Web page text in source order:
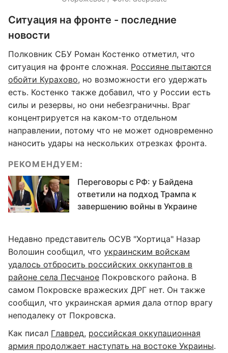
Ситуация на фронте - последние
новости
Полковник СБУ Роман Костенко отметил, что
ситуация на фронте сложная. Россияне пытаются
обойти Курахово, но возможности его удержать
есть. Костенко также добавил, что у России есть
силы и резервы, но они небезграничны. Враг
концентрируется на каком-то отдельном
направлении, потому что не может одновременно
наносить удары на нескольких отрезках фронта.
РЕКОМЕНДУЕМ:
Переговоры с РФ: у Байдена
ответили на подход Трампа к
завершению войны в Украине
Недавно представитель ОСУВ "Хортица" Назар
Волошин сообщил, что украинским войскам
удалось отбросить российских оккупантов в
районе села Песчаное Покровского района. В
самом Покровске вражеских ДРГ нет. Он также
сообщил, что украинская армия дала отпор врагу
неподалеку от Покровска.
Как писал Главред, российская оккупационная
армия продолжает наступать на востоке Украины.